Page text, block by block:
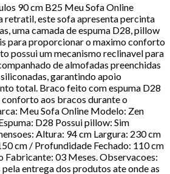
90 cm B25 Meu Sofa Online
retratil, este sofa apresenta percinta
uma camada de espuma D28, pillow
para proporcionar o maximo conforto
possui um mecanismo reclinavel para
de almofadas preenchidas
garantindo apoio
total. Braco feito com espuma D28
aos bracos durante o
Meu Sofa Online Modelo: Zen
D28 Possui pillow: Sim
Altura: 94 cm Largura: 230 cm
cm / Profundidade Fechado: 110 cm
Fabricante: 03 Meses. Observacoes:
entrega dos produtos ate onde as